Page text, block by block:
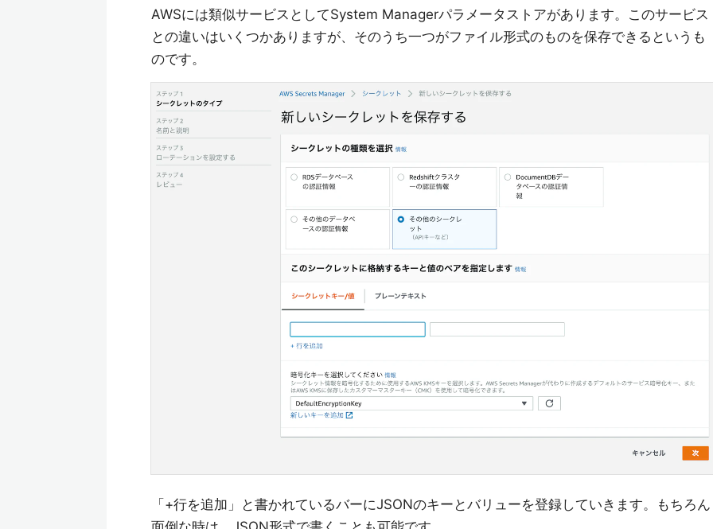
AWSには類似サービスとしてSystem Managerパラメータストアがあります。このサービス
との違いはいくつかありますが、そのうち一つがファイル形式のものを保存できるというも
のです。
「+行を追加」と書かれているバーにJSONのキーとバリューを登録していきます。もちろん